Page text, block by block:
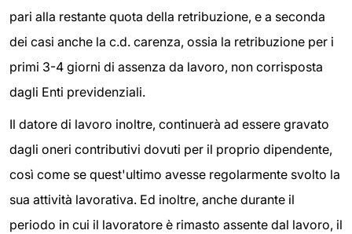
pari alla restante quota della retribuzione, e a seconda
dei casi anche la c.d. carenza, ossia la retribuzione per i
primi 3-4 giorni di assenza da lavoro, non corrisposta
dagli Enti previdenziali.
Il datore di lavoro inoltre, continuerà ad essere gravato
dagli oneri contributivi dovuti per il proprio dipendente,
così come se quest'ultimo avesse regolarmente svolto la
sua attività lavorativa. Ed inoltre, anche durante il
periodo in cui il lavoratore è rimasto assente dal lavoro, il